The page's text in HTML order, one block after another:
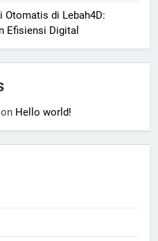
Otomatis di Lebah4D:
Efisiensi Digital
Hello world!